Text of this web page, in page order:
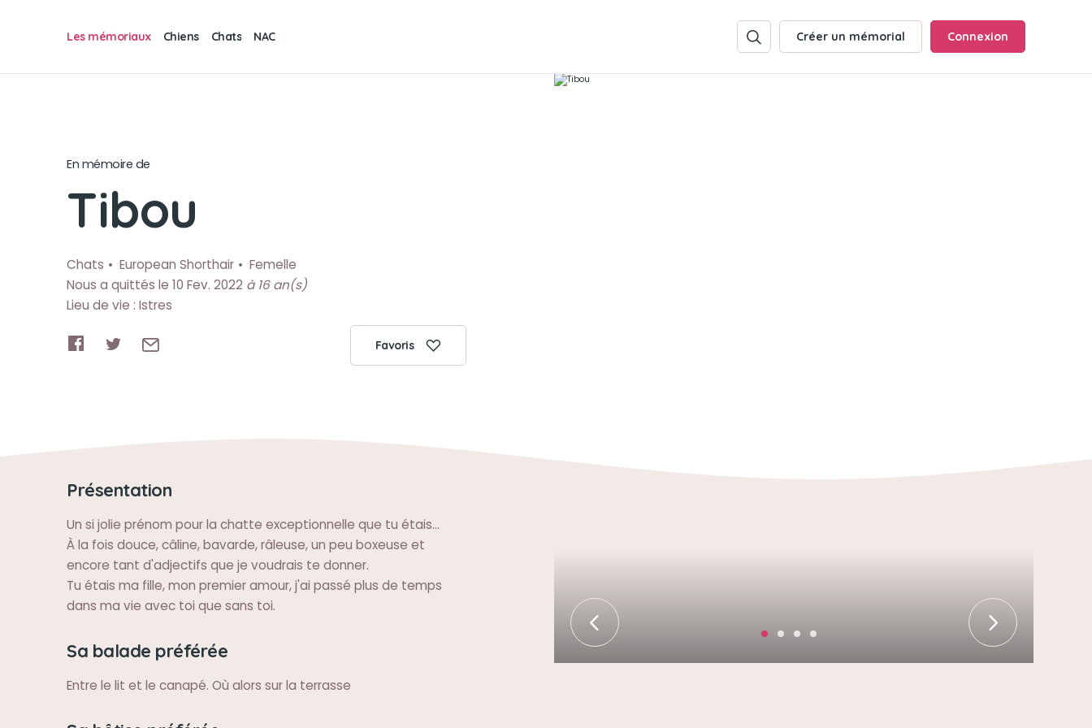
Les mémoriaux Chiens Chats NAC Créer un mémorial Connexion
En mémoire de
Tibou
Chats European Shorthair
Femelle
Nous a quittés le 10 Fev. 2022 à 16 an(s)
Lieu de vie : Istres
Favoris
Présentation
Un si jolie prénom pour la chatte exceptionnelle que tu étais...
À la fois douce, câline, bavarde, râleuse, un peu boxeuse et
encore tant d'adjectifs que je voudrais te donner.
Tu étais ma fille, mon premier amour, j'ai passé plus de temps
dans ma vie avec toi que sans toi.
Sa balade préférée
Entre le lit et le canapé. Où alors sur la terrasse